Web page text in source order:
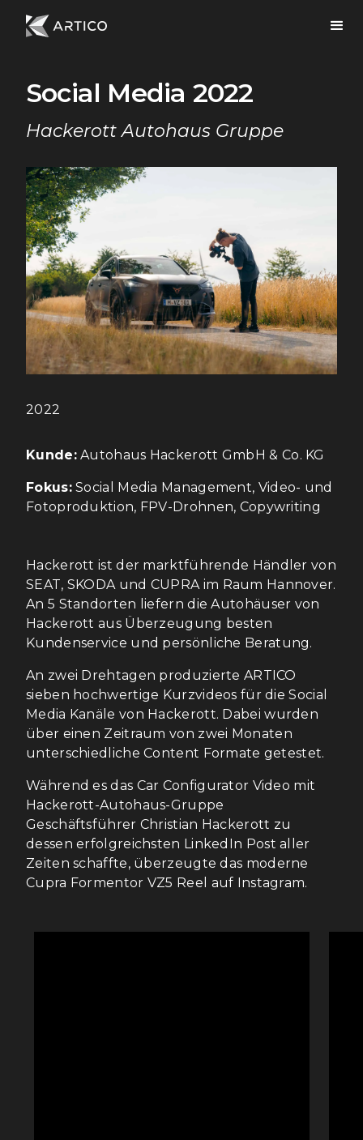
Social Media 2022
Hackerott Autohaus Gruppe
2022
Kunde:Autohaus Hackerott GmbH & Co. KG
Fokus:Social Media Management, Video- und
Fotoproduktion, FPV-Drohnen, Copywriting
Hackerott ist der marktführende Händler von
SEAT, SKODA und CUPRA im Raum Hannover.
An 5 Standorten liefern die Autohäuser von
Hackerott aus Überzeugung besten
Kundenservice und persönliche Beratung.
An zwei Drehtagen produzierte ARTICO
sieben hochwertige Kurzvideos für die Social
Media Kanäle von Hackerott. Dabei wurden
über einen Zeitraum von zwei Monaten
unterschiedliche Content Formate getestet.
Während es das Car Configurator Video mit
Hackerott-Autohaus-Gruppe
Geschäftsführer Christian Hackerott zu
dessen erfolgreichsten LinkedIn Post aller
Zeiten schaffte, überzeugte das moderne
Cupra Formentor VZ5 Reel auf Instagram.